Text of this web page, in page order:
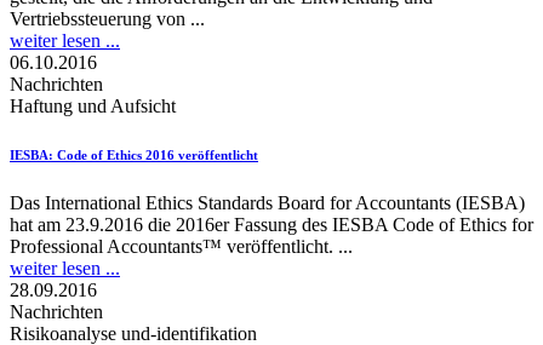
Vertriebssteuerung von ...
weiter lesen ...
06.10.2016
Nachrichten
Haftung und Aufsicht
IESBA: Code of Ethics 2016 veröffentlicht
Das International Ethics Standards Board for Accountants (IESBA)
hat am 23.9.2016 die 2016er Fassung des IESBA Code of Ethics for
Professional Accountants™ veröffentlicht. ...
weiter lesen ...
28.09.2016
Nachrichten
Risikoanalyse und-identifikation